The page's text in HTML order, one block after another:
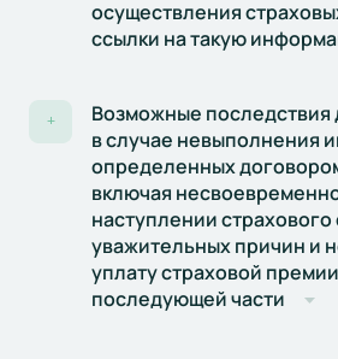
осуществления
ссылки на такую
+
Возможные последствия
в случае невыполнения
определенных
включая
наступлении страхового
уважительных причин и
уплату страховой
последующей части